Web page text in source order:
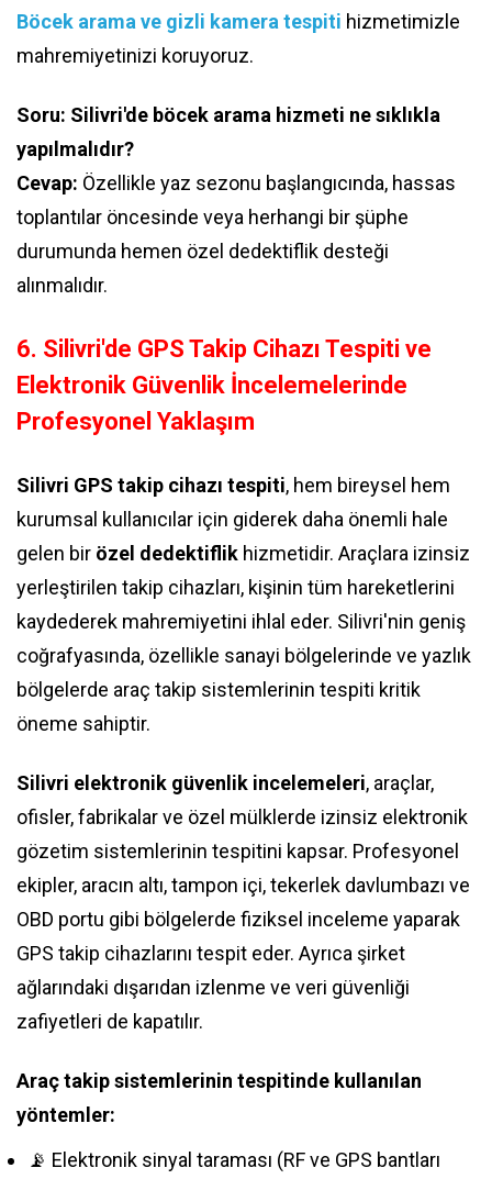
Böcek arama ve gizli kamera tespiti hizmetimizle
mahremiyetinizi koruyoruz.
Soru: Silivri'de böcek arama hizmeti ne sıklıkla
yapılmalıdır?
Cevap: Özellikle yaz sezonu başlangıcında, hassas
toplantılar öncesinde veya herhangi bir şüphe
durumunda hemen özel dedektiflik desteği
alınmalıdır.
6. Silivri'de GPS Takip Cihazı Tespiti ve
Elektronik Güvenlik İncelemelerinde
Profesyonel Yaklaşım
Silivri GPS takip cihazı tespiti, hem bireysel hem
kurumsal kullanıcılar için giderek daha önemli hale
gelen bir özel dedektiflik hizmetidir. Araçlara izinsiz
yerleştirilen takip cihazları, kişinin tüm hareketlerini
kaydederek mahremiyetini ihlal eder. Silivri'nin geniş
coğrafyasında, özellikle sanayi bölgelerinde ve yazlık
bölgelerde araç takip sistemlerinin tespiti kritik
öneme sahiptir.
Silivri elektronik güvenlik incelemeleri, araçlar,
ofisler, fabrikalar ve özel mülklerde izinsiz elektronik
gözetim sistemlerinin tespitini kapsar. Profesyonel
ekipler, aracın altı, tampon içi, tekerlek davlumbazı ve
OBD portu gibi bölgelerde fiziksel inceleme yaparak
GPS takip cihazlarını tespit eder. Ayrıca şirket
ağlarındaki dışarıdan izlenme ve veri güvenliği
zafiyetleri de kapatılır.
Araç takip sistemlerinin tespitinde kullanılan
yöntemler:
📡 Elektronik sinyal taraması (RF ve GPS bantları